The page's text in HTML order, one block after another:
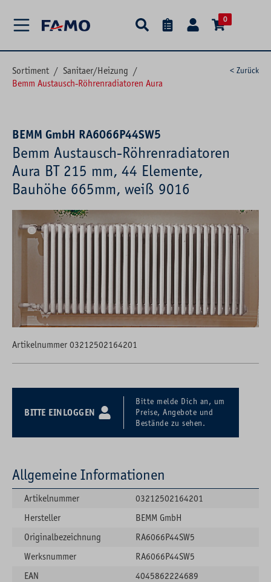
0
Sortiment / Sanitaer/Heizung /
Bemm Austausch-Röhrenradiatoren Aura
< Zurück
BEMM GmbH RA6066P44SW5
Bemm Austausch-Röhrenradiatoren
Aura BT 215 mm, 44 Elemente,
Bauhöhe 665mm, weiß 9016
Bildergalerie überspringen
Artikelnummer 03212502164201
BITTE EINLOGGEN
Bitte melde Dich an, um
Preise, Angebote und
Bestände zu sehen.
Allgemeine Informationen
Artikelnummer
03212502164201
Hersteller
BEMM GmbH
Originalbezeichnung
RA6066P44SW5
Werksnummer
RA6066P44SW5
EAN
4045862224689